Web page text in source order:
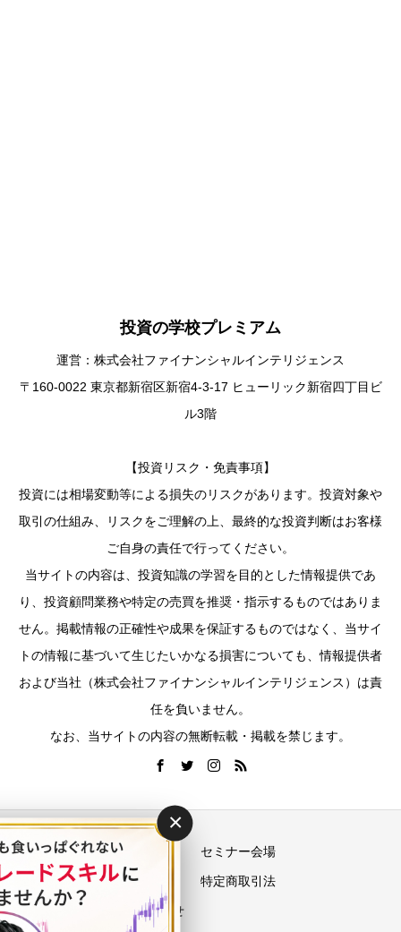
投資の学校プレミアム
運営：株式会社ファイナンシャルインテリジェンス
〒160-0022 東京都新宿区新宿4-3-17 ヒューリック新宿四丁目ビ
ル3階
【投資リスク・免責事項】
投資には相場変動等による損失のリスクがあります。投資対象や
取引の仕組み、リスクをご理解の上、最終的な投資判断はお客様
ご自身の責任で行ってください。
当サイトの内容は、投資知識の学習を目的とした情報提供であ
り、投資顧問業務や特定の売買を推奨・指示するものではありま
せん。掲載情報の正確性や成果を保証するものではなく、当サイ
トの情報に基づいて生じたいかなる損害についても、情報提供者
および当社（株式会社ファイナンシャルインテリジェンス）は責
任を負いません。
なお、当サイトの内容の無断転載・掲載を禁じます。
運営会社 セミナー会場
プライバシーポリシー 特定商取引法
お問い合わせ
×